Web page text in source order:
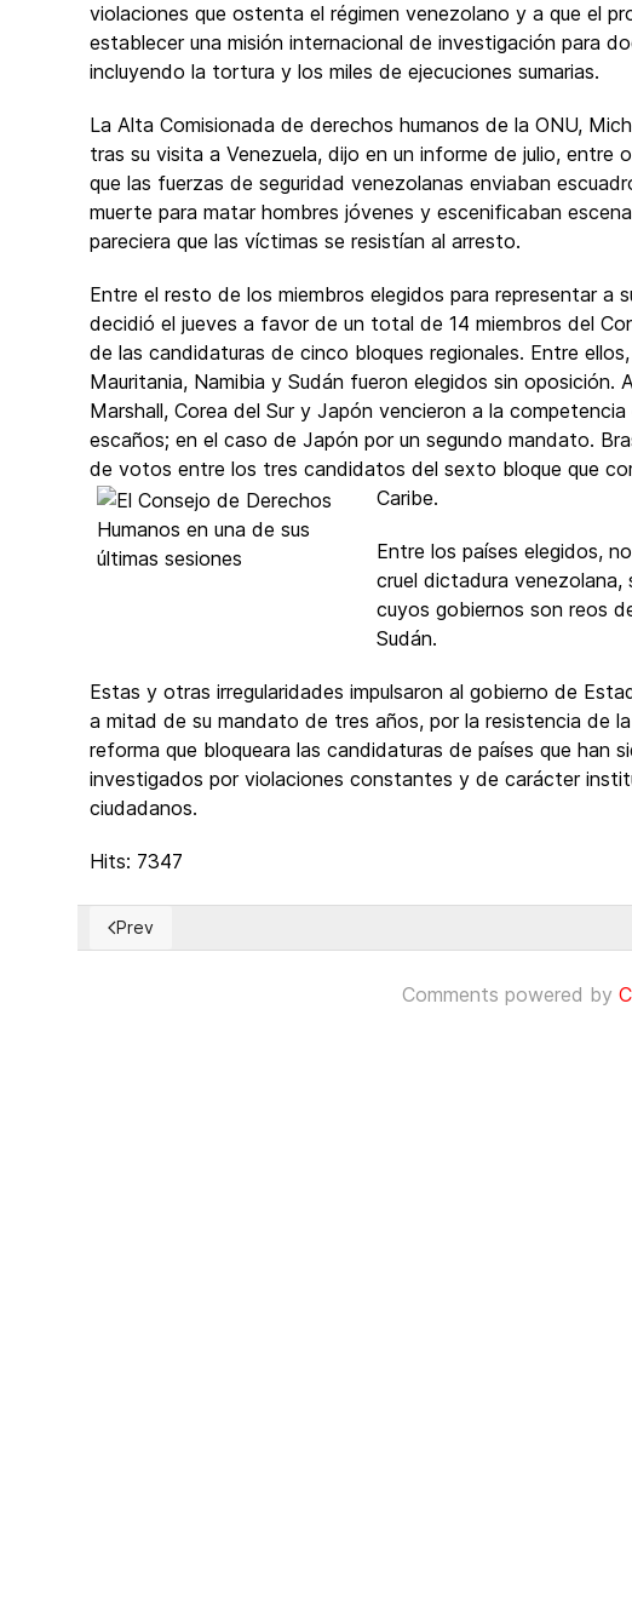
violaciones que ostenta el régimen venezolano y a que el
establecer una misión internacional de investigación para
incluyendo la tortura y los miles de ejecuciones sumarias.
La Alta Comisionada de derechos humanos de la ONU,
tras su visita a Venezuela, dijo en un informe de julio, entre
que las fuerzas de seguridad venezolanas enviaban
muerte para matar hombres jóvenes y escenificaban
pareciera que las víctimas se resistían al arresto.
Entre el resto de los miembros elegidos para representar a
decidió el jueves a favor de un total de 14 miembros del
de las candidaturas de cinco bloques regionales. Entre
Mauritania, Namibia y Sudán fueron elegidos sin oposición.
Marshall, Corea del Sur y Japón vencieron a la
escaños; en el caso de Japón por un segundo mandato.
de votos entre los tres candidatos del sexto bloque que
Caribe.
Entre los países elegidos,
cruel dictadura
cuyos gobiernos son reos
Sudán.
Estas y otras irregularidades impulsaron al gobierno de
a mitad de su mandato de tres años, por la resistencia de
reforma que bloqueara las candidaturas de países que han
investigados por violaciones constantes y de carácter
ciudadanos.
Hits: 7347
Previous article: Histórico encuentro de líderes cubanos con
Prev
Comments powered by